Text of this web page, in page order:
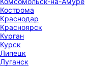
Кострома
Краснодар
Красноярск
Курган
Курск
Липецк
Луганск